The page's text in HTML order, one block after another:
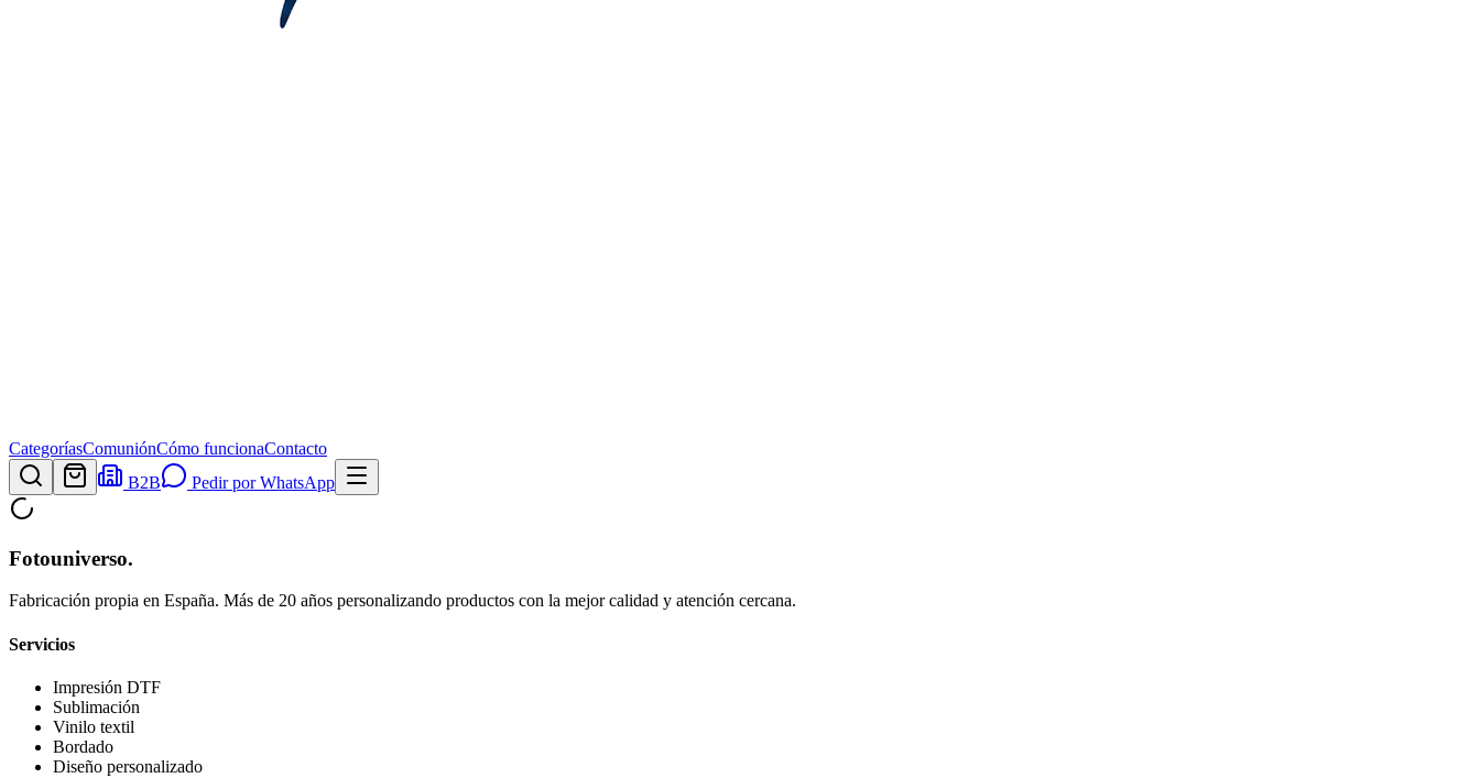
CategoríasComuniónCómo funcionaContacto
B2B
Pedir por WhatsApp
Fotouniverso.
Fabricación propia en España. Más de 20 años personalizando productos con la mejor calidad y atención cercana.
Servicios
Impresión DTF
Sublimación
Vinilo textil
Bordado
Diseño personalizado